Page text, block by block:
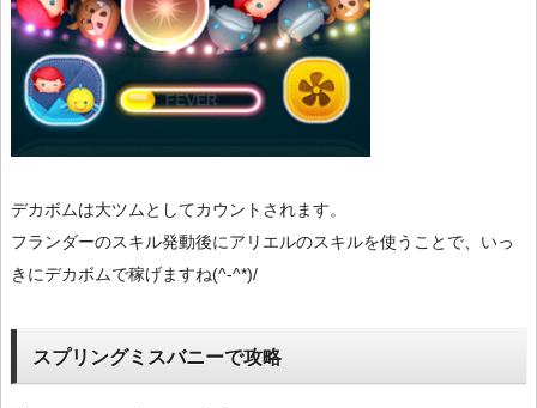
デカボムは大ツムとしてカウントされます。
フランダーのスキル発動後にアリエルのスキルを使うことで、いっ
きにデカボムで稼げますね(^-^*)/
スプリングミスバニーで攻略